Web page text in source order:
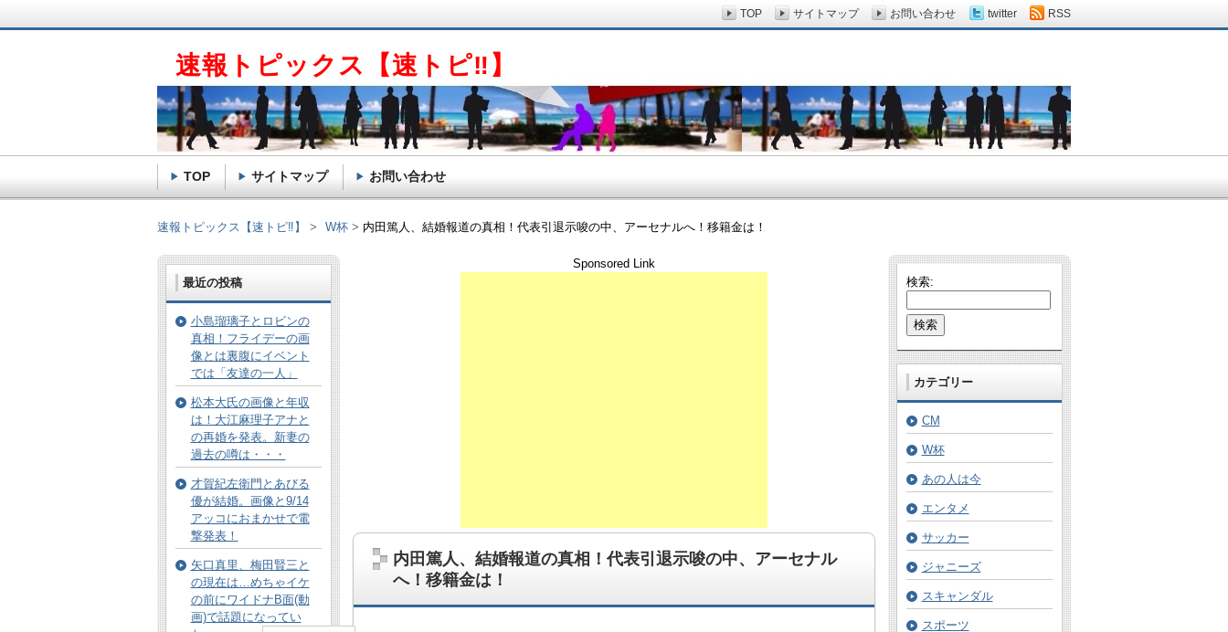
Sponsored Link
内田篤人、結婚報道の真相！代表引退示唆の中、アーセナル
へ！移籍金は！
最近の投稿
小島瑠璃子とロビンの
真相！フライデーの画
像とは裏腹にイベント
では「友達の一人」
松本大氏の画像と年収
は！大江麻理子アナと
の再婚を発表。新妻の
過去の噂は・・・
才賀紀左衛門とあびる
優が結婚。画像と9/14
アッコにおまかせで電
撃発表！
矢口真里、梅田賢三と
の現在は…めちゃイケ
の前にワイドナB面(動
画)で話題になってい
検索:
カテゴリー
CM
W杯
あの人は今
エンタメ
サッカー
ジャニーズ
スキャンダル
スポーツ
速報トピックス【速トピ‼】 W杯 内田篤人、結婚報道の真相！代表引退示唆の中、アーセナルへ！移籍金は！
速報トピックス【速トピ‼】
TOP サイトマップ お問い合わせ
twitter RSS
TOP サイトマップ お問い合わせ